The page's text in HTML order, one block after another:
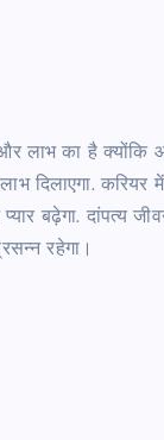
लाभ का है क्योंकि
दिलाएगा. करियर
बढ़ेगा. दांपत्य
रहेगा।